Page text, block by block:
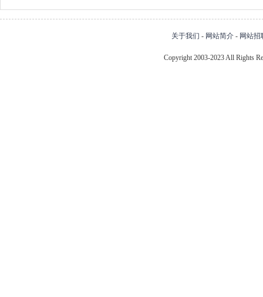
关于我们 - 网站简介 - 网站招
Copyright 2003-2023 All Rights